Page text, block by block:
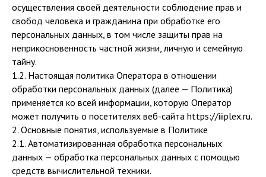
осуществления своей деятельности соблюдение прав и
свобод человека и гражданина при обработке его
персональных данных, в том числе защиты прав на
неприкосновенность частной жизни, личную и семейную
тайну.
1.2. Настоящая политика Оператора в отношении
обработки персональных данных (далее — Политика)
применяется ко всей информации, которую Оператор
может получить о посетителях веб-сайта https://iiiplex.ru.
2. Основные понятия, используемые в Политике
2.1. Автоматизированная обработка персональных
данных — обработка персональных данных с помощью
средств вычислительной техники.